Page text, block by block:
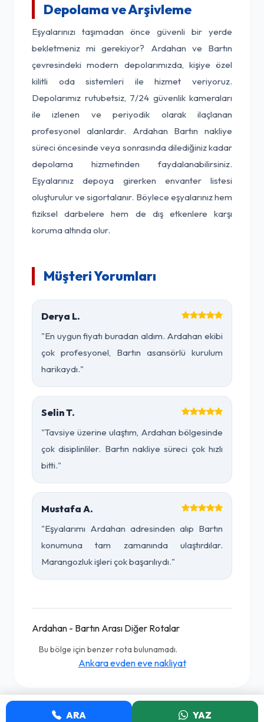
Depolama ve Arşivleme
Eşyalarınızı taşımadan önce güvenli bir yerde
bekletmeniz mi gerekiyor? Ardahan ve Bartın
çevresindeki modern depolarımızda, kişiye özel
kilitli oda sistemleri ile hizmet veriyoruz.
Depolarımız rutubetsiz, 7/24 güvenlik kameraları
ile izlenen ve periyodik olarak ilaçlanan
profesyonel alanlardır. Ardahan Bartın nakliye
süreci öncesinde veya sonrasında dilediğiniz kadar
depolama hizmetinden faydalanabilirsiniz.
Eşyalarınız depoya girerken envanter listesi
oluşturulur ve sigortalanır. Böylece eşyalarınız hem
fiziksel darbelere hem de dış etkenlere karşı
koruma altında olur.
Müşteri Yorumları
Derya L.
"En uygun fiyatı buradan aldım. Ardahan ekibi
çok profesyonel, Bartın asansörlü kurulum
harikaydı."
Selin T.
"Tavsiye üzerine ulaştım, Ardahan bölgesinde
çok disiplinliler. Bartın nakliye süreci çok hızlı
bitti."
Mustafa A.
"Eşyalarımı Ardahan adresinden alıp Bartın
konumuna tam zamanında ulaştırdılar.
Marangozluk işleri çok başarılıydı."
Ardahan - Bartın Arası Diğer Rotalar
Bu bölge için benzer rota bulunamadı.
Ankara evden eve nakliyat
ARA YAZ